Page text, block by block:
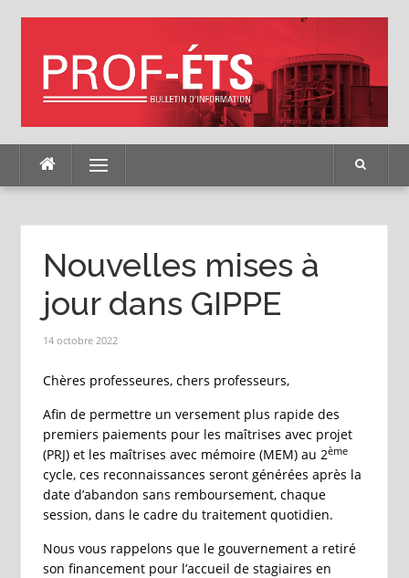
Menu
Nouvelles mises à
jour dans GIPPE
14 octobre 2022
Chères professeures, chers professeurs,
Afin de permettre un versement plus rapide des
premiers paiements pour les maîtrises avec projet
(PRJ) et les maîtrises avec mémoire (MEM) au 2ème
cycle, ces reconnaissances seront générées après la
date d’abandon sans remboursement, chaque
session, dans le cadre du traitement quotidien.
Nous vous rappelons que le gouvernement a retiré
son financement pour l’accueil de stagiaires en